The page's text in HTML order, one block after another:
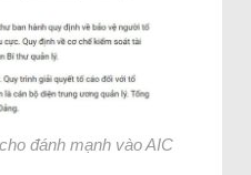
đánh mạnh vào AIC